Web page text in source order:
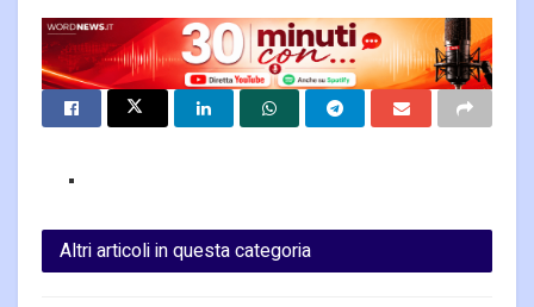
Altri articoli in questa categoria